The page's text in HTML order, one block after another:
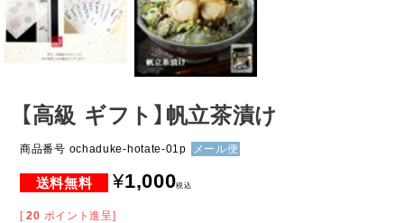
【高級 ギフト】帆立茶漬け
商品番号 ochaduke-hotate-01p メール便
¥1,000税込
[ 20 ポイント進呈]